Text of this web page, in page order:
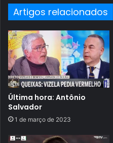
Artigos relacionados
Última hora: Antônio
Salvador
1 de março de 2023